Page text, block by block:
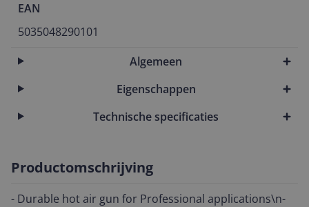
EAN
5035048290101
Algemeen
Eigenschappen
Technische specificaties
Productomschrijving
- Durable hot air gun for Professional applications\n-